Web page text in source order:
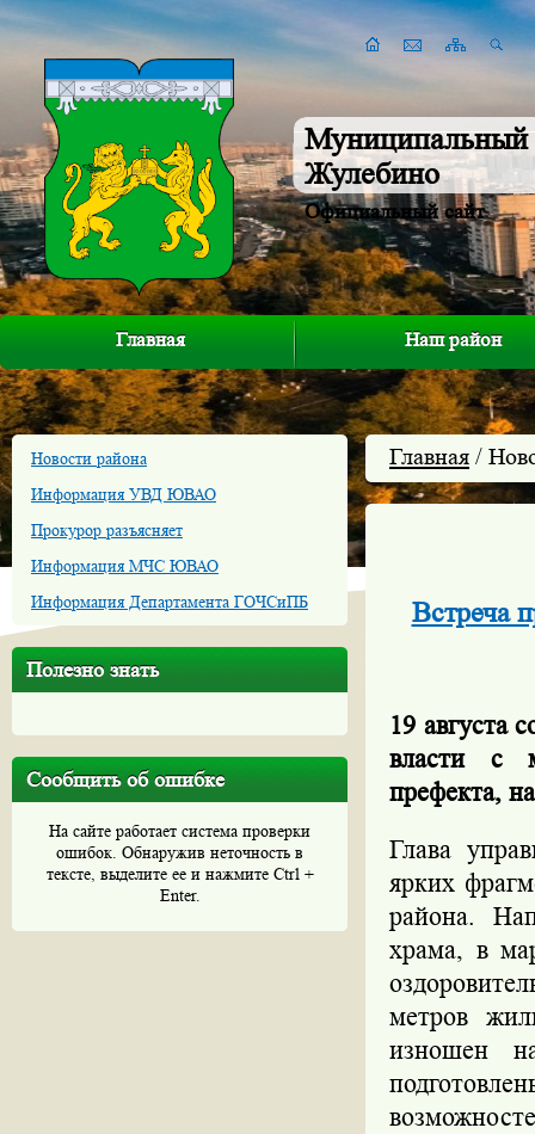
Муниципальный
Жулебино
Официальный сайт
Главная Наш район
Новости района
Информация УВД ЮВАО
Прокурор разъясняет
Информация МЧС ЮВАО
Информация Департамента ГОЧСиПБ
Полезно знать
Сообщить об ошибке
На сайте работает система проверки
ошибок. Обнаружив неточность в
тексте, выделите ее и нажмите Ctrl +
Enter.
Главная /
Встреча
19 августа
власти с
префекта,
Глава
ярких
района.
храма, в
метров
изношен